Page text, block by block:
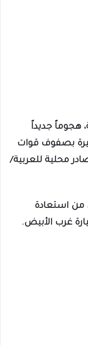
هجوماً جديداً
بصفوف قوات
محلية للعربية/
من استعادة
غرب الأبيض.